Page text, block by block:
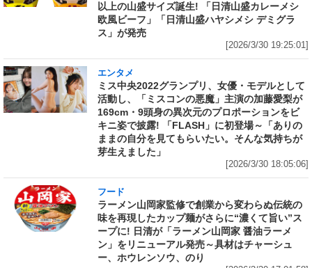
以上の山盛サイズ誕生! 「日清山盛カレーメシ
欧風ビーフ」「日清山盛ハヤシメシ デミグラ
ス」が発売
[2026/3/30 19:25:01]
エンタメ
ミス中央2022グランプリ、女優・モデルとして
活動し、「ミスコンの悪魔」主演の加藤愛梨が
169cm・9頭身の異次元のプロポーションをビ
キニ姿で披露! 「FLASH」に初登場～「ありの
ままの自分を見てもらいたい。そんな気持ちが
芽生えました」
[2026/3/30 18:05:06]
フード
ラーメン山岡家監修で創業から変わらぬ伝統の
味を再現したカップ麺がさらに“濃くて旨い”ス
ープに! 日清が「ラーメン山岡家 醤油ラーメ
ン」をリニューアル発売～具材はチャーシュ
ー、ホウレンソウ、のり